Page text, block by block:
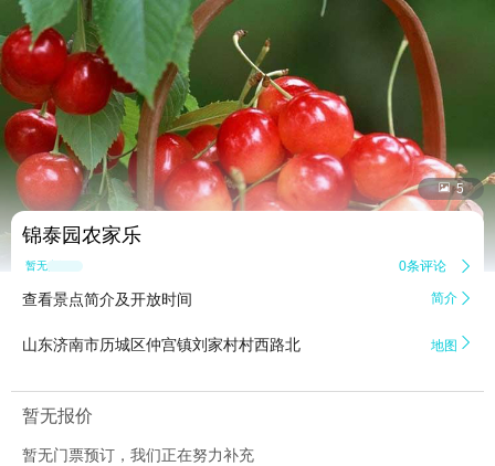
 5
锦泰园农家乐
暂无点评 0条评论 
查看景点简介及开放时间 简介 
山东济南市历城区仲宫镇刘家村村西路北 地图 
暂无报价
暂无门票预订，我们正在努力补充
